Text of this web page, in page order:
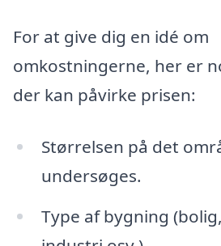
For at give dig en idé om
omkostningerne, her er
der kan påvirke prisen:
Størrelsen på det
undersøges.
Type af bygning